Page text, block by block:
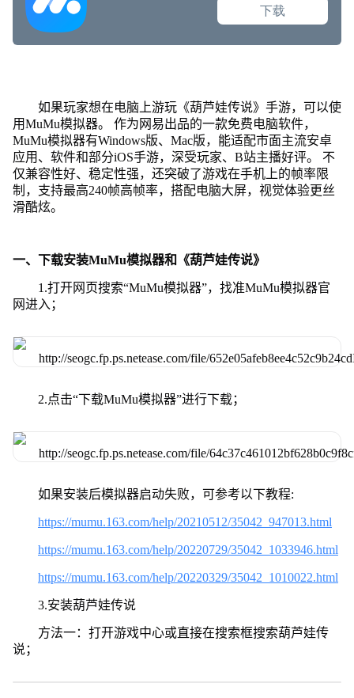
如果玩家想在电脑上游玩《葫芦娃传说》手游，可以使
用MuMu模拟器。 作为网易出品的一款免费电脑软件，
MuMu模拟器有Windows版、Mac版，能适配市面主流安卓
应用、软件和部分iOS手游，深受玩家、B站主播好评。 不
仅兼容性好、稳定性强，还突破了游戏在手机上的帧率限
制，支持最高240帧高帧率，搭配电脑大屏，视觉体验更丝
滑酷炫。
一、下载安装MuMu模拟器和《葫芦娃传说》
1.打开网页搜索“MuMu模拟器”，找准MuMu模拟器官
网进入；
2.点击“下载MuMu模拟器”进行下载；
如果安装后模拟器启动失败，可参考以下教程:
https://mumu.163.com/help/20210512/35042_947013.html
https://mumu.163.com/help/20220729/35042_1033946.html
https://mumu.163.com/help/20220329/35042_1010022.html
3.安装葫芦娃传说
方法一：打开游戏中心或直接在搜索框搜索葫芦娃传
说；